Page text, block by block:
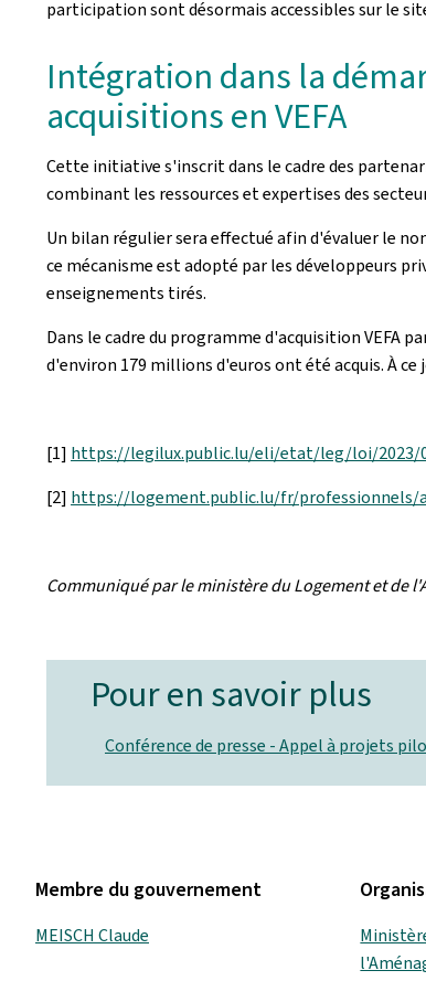
participation sont désormais accessibles sur le
Intégration dans la
acquisitions en VEFA
Cette initiative s'inscrit dans le cadre des
combinant les ressources et expertises des
Un bilan régulier sera effectué afin d'évaluer le
ce mécanisme est adopté par les développeurs
enseignements tirés.
Dans le cadre du programme d'acquisition
d'environ 179 millions d'euros ont été acquis. À
[1] https://legilux.public.lu/eli/etat/leg/loi/2023/
[2] https://logement.public.lu/fr/professionnels/
Communiqué par le ministère du Logement et de
Pour en savoir plus
Conférence de presse - Appel à projets
Membre du gouvernement
MEISCH Claude